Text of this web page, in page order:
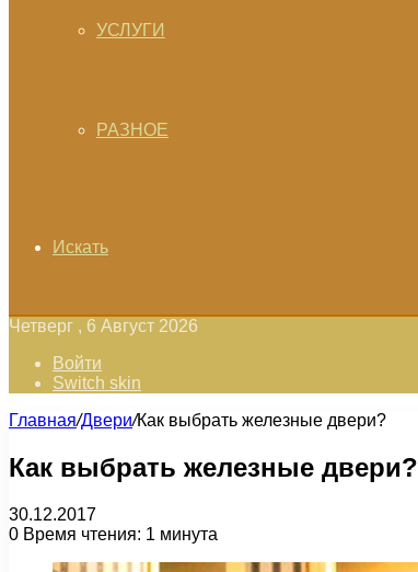
УСЛУГИ
РАЗНОЕ
Искать
Четверг , 6 Август 2026
Войти
Switch skin
Главная/Двери/Как выбрать железные двери?
Как выбрать железные двери?
30.12.2017
0 Время чтения: 1 минута